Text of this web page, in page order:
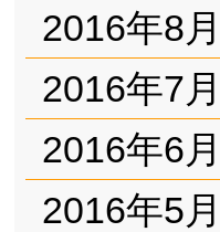
2016年8月
2016年7月
2016年6月
2016年5月